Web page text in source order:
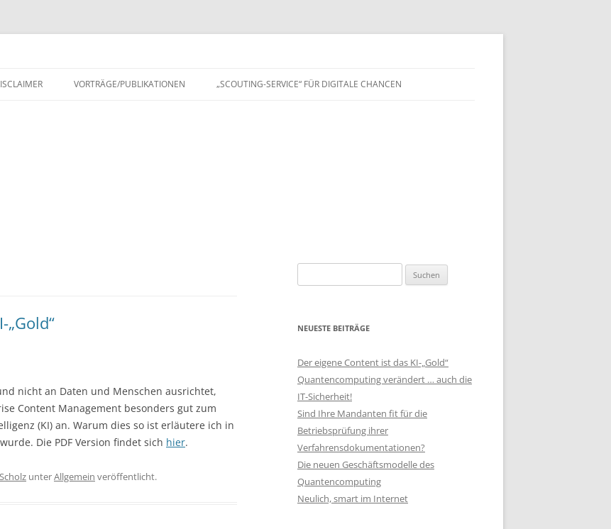
VORTRÄGE/PUBLIKATIONEN „SCOUTING-SERVICE“ FÜR DIGITALE CHANCEN
nicht an Daten und Menschen ausrichtet,
Content Management besonders gut zum
(KI) an. Warum dies so ist erläutere ich in
Die PDF Version findet sich hier.
unterAllgemein veröffentlicht.
nach:
NEUESTE BEITRÄGE
Der eigene Content ist das KI-„Gold“
Quantencomputing verändert … auch die
IT-Sicherheit!
Sind Ihre Mandanten fit für die
Betriebsprüfung ihrer
Verfahrensdokumentationen?
Die neuen Geschäftsmodelle des
Quantencomputing
Neulich, smart im Internet